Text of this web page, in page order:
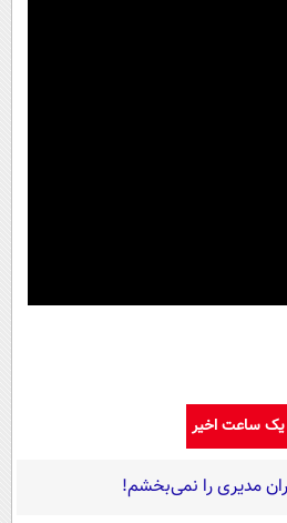
یک ساعت اخیر
مدیری را نمی‌بخشم!